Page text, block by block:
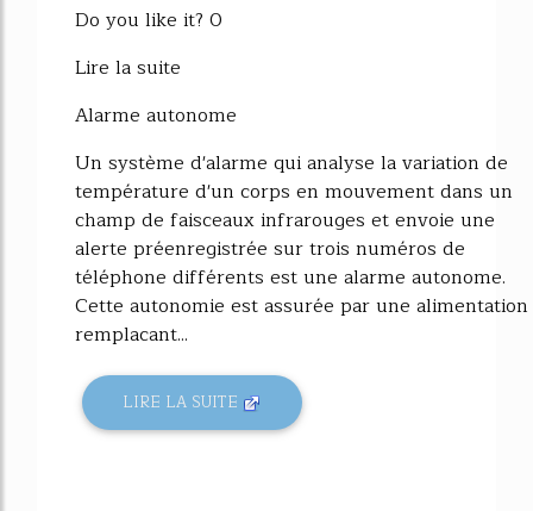
Do you like it? 0
Lire la suite
Alarme autonome
Un système d'alarme qui analyse la variation de
température d'un corps en mouvement dans un
champ de faisceaux infrarouges et envoie une
alerte préenregistrée sur trois numéros de
téléphone différents est une alarme autonome.
Cette autonomie est assurée par une alimentation
remplacant...
LIRE LA SUITE